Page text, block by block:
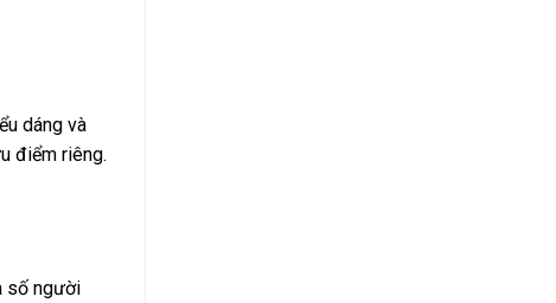
dáng và
điểm riêng.
số người